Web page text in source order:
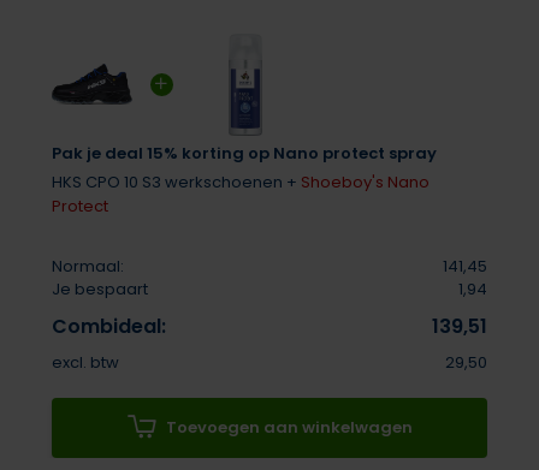
Pak je deal 15% korting op Nano protect spray
HKS CPO 10 S3 werkschoenen + Shoeboy's Nano
Protect
Normaal:
141,45
Je bespaart
1,94
Combideal: 139,51
excl. btw 29,50
Toevoegen aan winkelwagen